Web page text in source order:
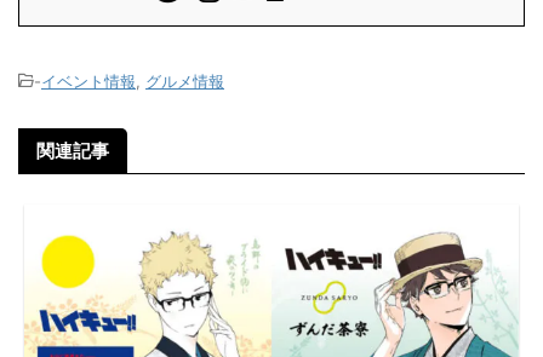
-イベント情報, グルメ情報
関連記事